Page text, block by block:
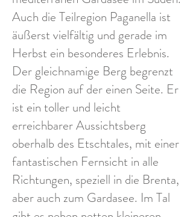
Auch die Teilregion Paganella ist
äußerst vielfältig und gerade im
Herbst ein besonderes Erlebnis.
Der gleichnamige Berg begrenzt
die Region auf der einen Seite. Er
ist ein toller und leicht
erreichbarer Aussichtsberg
oberhalb des Etschtales, mit einer
fantastischen Fernsicht in alle
Richtungen, speziell in die Brenta,
aber auch zum Gardasee. Im Tal